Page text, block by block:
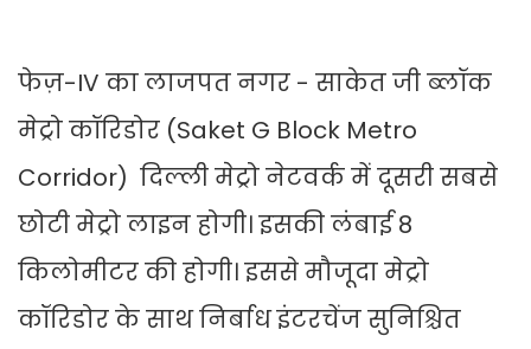
फेज़-IV का लाजपत नगर - साकेत जी ब्लॉक
मेट्रो कॉरिडोर (Saket G Block Metro
Corridor) दिल्ली मेट्रो नेटवर्क में दूसरी सबसे
छोटी मेट्रो लाइन होगी। इसकी लंबाई 8
किलोमीटर की होगी। इससे मौजूदा मेट्रो
कॉरिडोर के साथ निर्बाध इंटरचेंज सुनिश्चित